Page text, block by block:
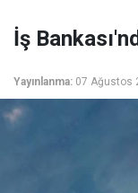
İş
Yayınlanma: 07 Ağustos